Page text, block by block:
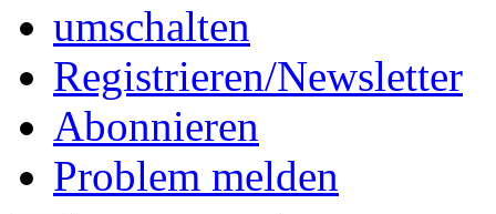
Registrieren/Newsletter
Abonnieren
Problem melden